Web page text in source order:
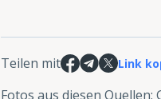
Teilen mit Link
Fotos aus diesen Quellen: